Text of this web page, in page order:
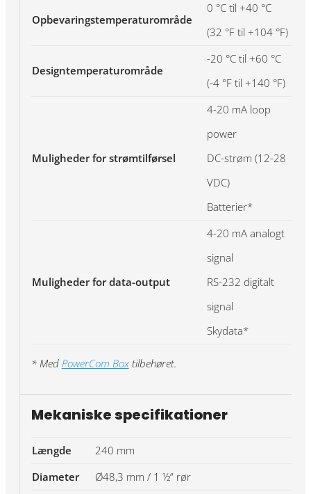
Opbevaringstemperaturområde
0 °C til +40 °C
(32 °F til +104 °F)
Designtemperaturområde
-20 °C til +60 °C
(-4 °F til +140 °F)
Muligheder for strømtilførsel
4-20 mA loop
power
DC-strøm (12-28
VDC)
Batterier*
Muligheder for data-output
4-20 mA analogt
signal
RS-232 digitalt
signal
Skydata*
* Med PowerCom Boxtilbehøret.
Mekaniske specifikationer
Længde
240 mm
Diameter
Ø48,3 mm / 1 ½” rør